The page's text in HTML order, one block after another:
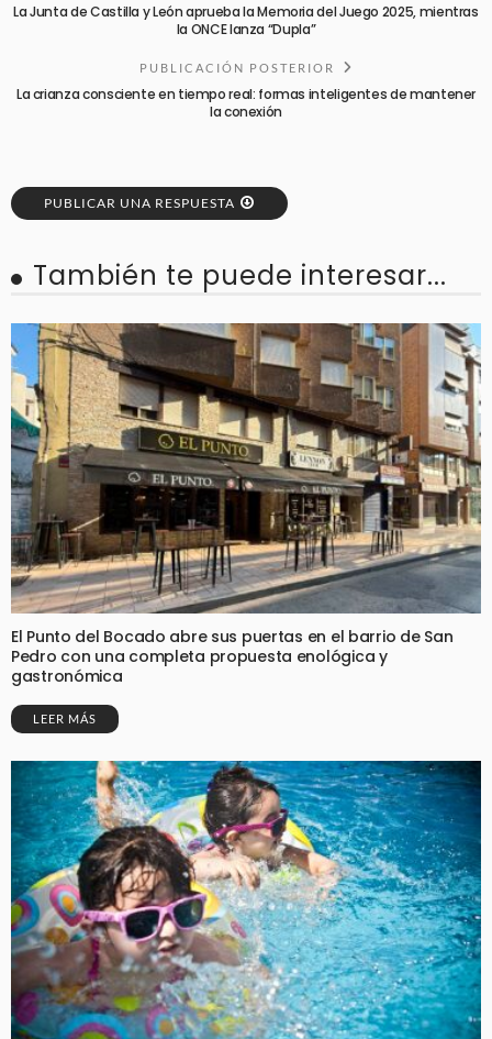
La Junta de Castilla y León aprueba la Memoria del Juego 2025, mientras
la ONCE lanza “Dupla”
PUBLICACIÓN POSTERIOR
La crianza consciente en tiempo real: formas inteligentes de mantener
la conexión
PUBLICAR UNA RESPUESTA
También te puede interesar...
El Punto del Bocado abre sus puertas en el barrio de San
Pedro con una completa propuesta enológica y
gastronómica
LEER MÁS